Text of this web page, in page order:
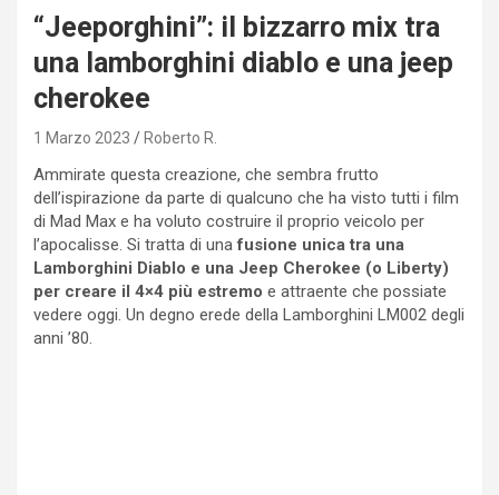
“Jeeporghini”: il bizzarro mix tra
una lamborghini diablo e una jeep
cherokee
1 Marzo 2023 Roberto R.
Ammirate questa creazione, che sembra frutto
dell’ispirazione da parte di qualcuno che ha visto tutti i film
di Mad Max e ha voluto costruire il proprio veicolo per
l’apocalisse. Si tratta di unafusione unica tra una
Lamborghini Diablo e una Jeep Cherokee (o Liberty)
per creare il 4×4 più estremo e attraente che possiate
vedere oggi. Un degno erede della Lamborghini LM002 degli
anni ’80.